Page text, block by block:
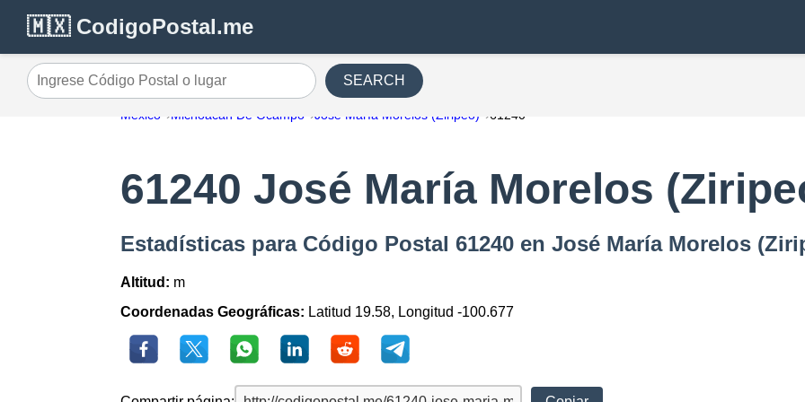
🇲🇽 CodigoPostal.me
Ingrese Código Postal o lugar SEARCH
México Michoacán De Ocampo José María Morelos (Ziripeo) 61240
61240 José María Morelos
Estadísticas para Código Postal 61240 en José María Morelos
Altitud: m
Coordenadas Geográficas: Latitud 19.58, Longitud -100.677